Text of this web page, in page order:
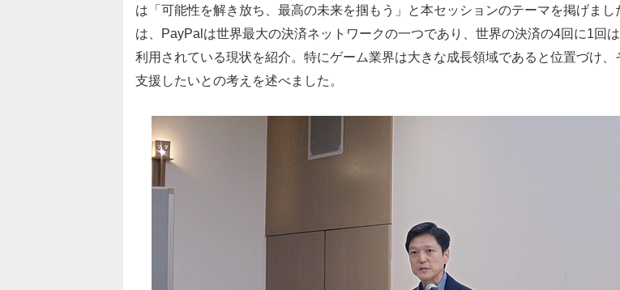
は「可能性を解き放ち、最高の未来を掴もう」と本セッションのテーマを掲げまし
は、PayPalは世界最大の決済ネットワークの一つであり、世界の決済の4回に1回
利用されている現状を紹介。特にゲーム業界は大きな成長領域であると位置づけ、
支援したいとの考えを述べました。